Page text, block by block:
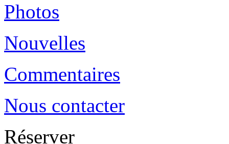
Photos
Nouvelles
Commentaires
Nous contacter
Réserver